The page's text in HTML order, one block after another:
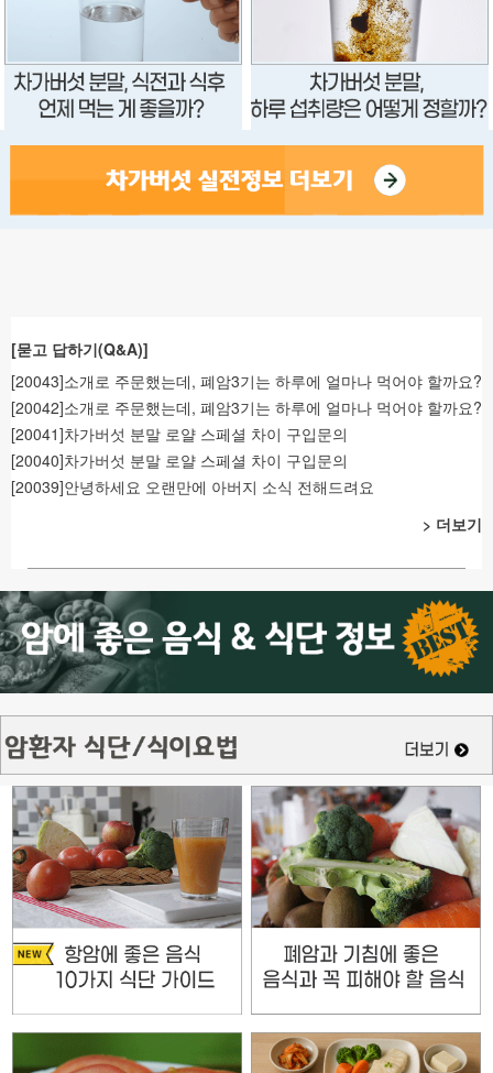
[묻고 답하기(Q&A)]
[20043]소개로 주문했는데, 폐암3기는 하루에 얼마나 먹어야 할까요?
[20042]소개로 주문했는데, 폐암3기는 하루에 얼마나 먹어야 할까요?
[20041]차가버섯 분말 로얄 스페셜 차이 구입문의
[20040]차가버섯 분말 로얄 스페셜 차이 구입문의
[20039]안녕하세요 오랜만에 아버지 소식 전해드려요
> 더보기